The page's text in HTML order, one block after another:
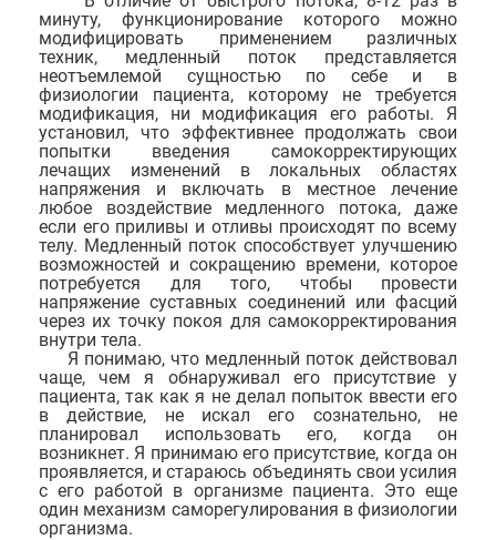
минуту, функционирование которого можно
модифицировать применением различных
техник, медленный поток представляется
неотъемлемой сущностью по себе и в
физиологии пациента, которому не требуется
модификация, ни модификация его работы. Я
установил, что эффективнее продолжать свои
попытки введения самокорректирующих
лечащих изменений в локальных областях
напряжения и включать в местное лечение
любое воздействие медленного потока, даже
если его приливы и отливы происходят по всему
телу. Медленный поток способствует улучшению
возможностей и сокращению времени, которое
потребуется для того, чтобы провести
напряжение суставных соединений или фасций
через их точку покоя для самокорректирования
внутри тела.
Я понимаю, что медленный поток действовал
чаще, чем я обнаруживал его присутствие у
пациента, так как я не делал попыток ввести его
в действие, не искал его сознательно, не
планировал использовать его, когда он
возникнет. Я принимаю его присутствие, когда он
проявляется, и стараюсь объединять свои усилия
с его работой в организме пациента. Это еще
один механизм саморегулирования в физиологии
организма.